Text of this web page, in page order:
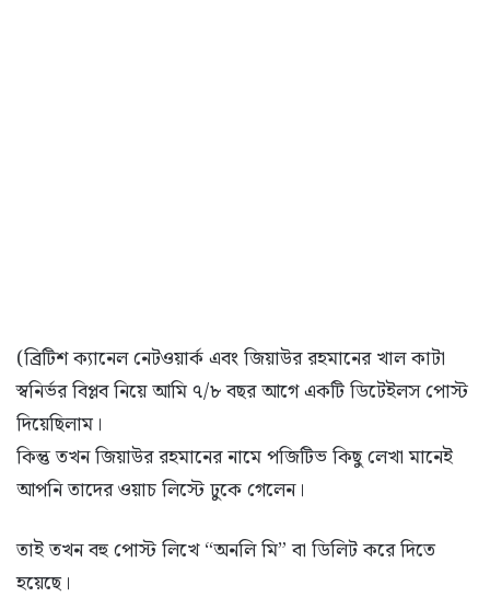
(ব্রিটিশ ক্যানেল নেটওয়ার্ক এবং জিয়াউর রহমানের খাল কাটা
স্বনির্ভর বিপ্লব নিয়ে আমি ৭/৮ বছর আগে একটি ডিটেইলস পোস্ট
দিয়েছিলাম।
কিন্তু তখন জিয়াউর রহমানের নামে পজিটিভ কিছু লেখা মানেই
আপনি তাদের ওয়াচ লিস্টে ঢুকে গেলেন।
তাই তখন বহু পোস্ট লিখে “অনলি মি” বা ডিলিট করে দিতে
হয়েছে।